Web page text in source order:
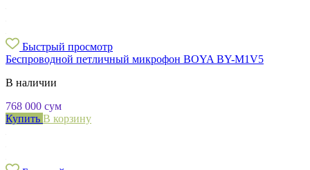
Быстрый просмотр
Беспроводной петличный микрофон BOYA BY-M1V5
В наличии
768 000 сум
Купить В корзину